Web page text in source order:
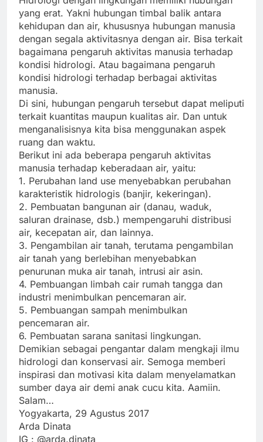
yang erat. Yakni hubungan timbal balik antara
kehidupan dan air, khususnya hubungan manusia
dengan segala aktivitasnya dengan air. Bisa terkait
bagaimana pengaruh aktivitas manusia terhadap
kondisi hidrologi. Atau bagaimana pengaruh
kondisi hidrologi terhadap berbagai aktivitas
manusia.
Di sini, hubungan pengaruh tersebut dapat meliputi
terkait kuantitas maupun kualitas air. Dan untuk
menganalisisnya kita bisa menggunakan aspek
ruang dan waktu.
Berikut ini ada beberapa pengaruh aktivitas
manusia terhadap keberadaan air, yaitu:
1. Perubahan land use menyebabkan perubahan
karakteristik hidrologis (banjir, kekeringan).
2. Pembuatan bangunan air (danau, waduk,
saluran drainase, dsb.) mempengaruhi distribusi
air, kecepatan air, dan lainnya.
3. Pengambilan air tanah, terutama pengambilan
air tanah yang berlebihan menyebabkan
penurunan muka air tanah, intrusi air asin.
4. Pembuangan limbah cair rumah tangga dan
industri menimbulkan pencemaran air.
5. Pembuangan sampah menimbulkan
pencemaran air.
6. Pembuatan sarana sanitasi lingkungan.
Demikian sebagai pengantar dalam mengkaji ilmu
hidrologi dan konservasi air. Semoga memberi
inspirasi dan motivasi kita dalam menyelamatkan
sumber daya air demi anak cucu kita. Aamiin.
Salam…
Yogyakarta, 29 Agustus 2017
Arda Dinata
IG : @arda.dinata